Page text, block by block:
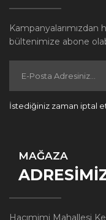
Kampanyalarımızdan
bültenimize abone
İstediğiniz zaman iptal
MAĞAZA
Hacımimi Mahallesi